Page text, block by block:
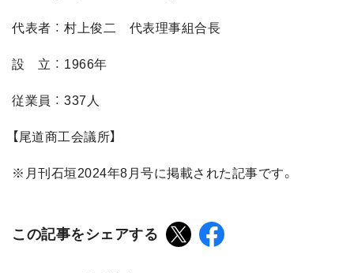
代表者 ： 村上俊二 代表理事組合長
設 立 ： 1966年
従業員 ： 337人
【尾道商工会議所】
※月刊石垣2024年8月号に掲載された記事です。
この記事をシェアする